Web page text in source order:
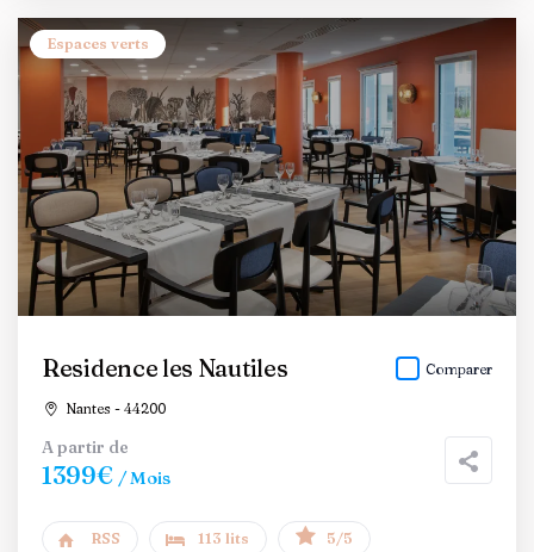
Espaces verts
Residence les Nautiles
Nantes - 44200
Comparer
A partir de
1399€ / Mois
RSS 113 lits 5/5